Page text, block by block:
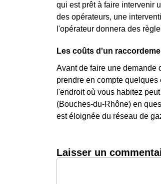
qui est prêt à faire intervenir
des opérateurs, une
l'opérateur donnera des
Les coûts d'un
Avant de faire une demande
prendre en compte
l'endroit où vous habitez
(Bouches-du-Rhône) en
est éloignée du réseau de
Laisser un